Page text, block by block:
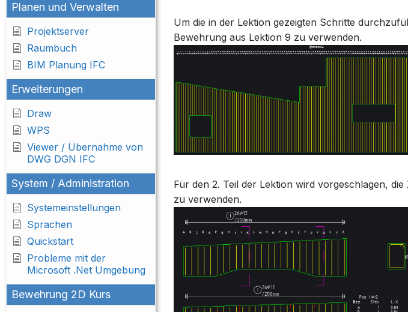
Planen und Verwalten
Projektserver
Raumbuch
BIM Planung IFC
Erweiterungen
Draw
WPS
Viewer / Übernahme von
DWG DGN IFC
System / Administration
Systemeinstellungen
Sprachen
Quickstart
Probleme mit der
Microsoft .Net Umgebung
Bewehrung 2D Kurs
Um die in der Lektion gezeigten Schritte
Bewehrung aus Lektion 9 zu verwenden.
Für den 2. Teil der Lektion wird vorgeschlagen,
zu verwenden.